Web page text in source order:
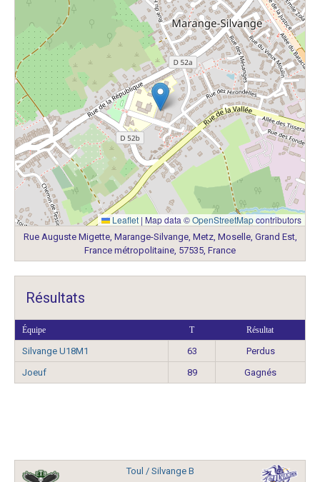
Leaflet | Map data ©OpenStreetMapcontributors
Rue Auguste Migette, Marange-Silvange, Metz, Moselle, Grand Est,
France métropolitaine, 57535, France
Résultats
Équipe T Résultat
Silvange U18M1 63
Perdus
Joeuf
89 Gagnés
Toul / Silvange B